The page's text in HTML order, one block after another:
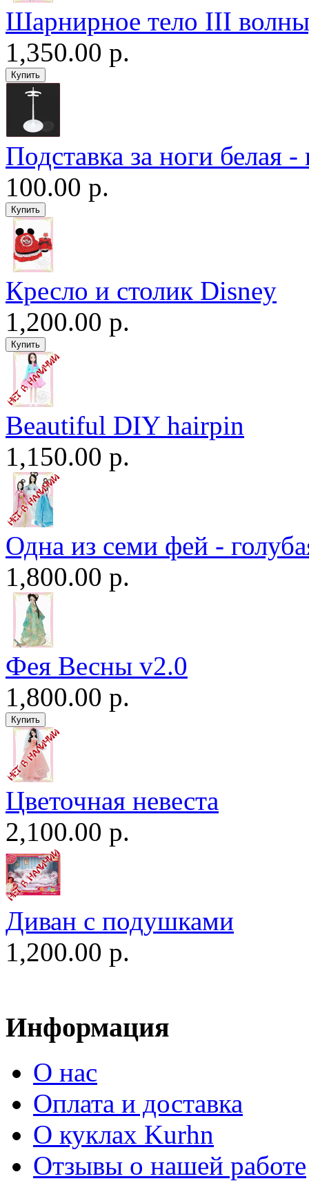
Шарнирное тело III
1,350.00 р.
Подставка за ноги белая
100.00 р.
Кресло и столик Disney
1,200.00 р.
Beautiful DIY hairpin
1,150.00 р.
Одна из семи фей -
1,800.00 р.
Фея Весны v2.0
1,800.00 р.
Цветочная невеста
2,100.00 р.
Диван c подушками
1,200.00 р.
Информация
О нас
Оплата и доставка
О куклах Kurhn
Отзывы о нашей работе